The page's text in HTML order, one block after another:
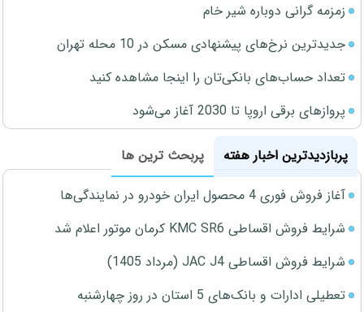
زمزمه گرانی دوباره شیر خام
جدیدترین نرخ‌های پیشنهادی مسکن در 10 محله تهران
تعداد حساب‌های بانکی‌تان را اینجا مشاهده کنید
پروازهای برقی اروپا تا 2030 آغاز می‌شود
پربازدیدترین اخبار هفته
پربحث ترین ها
آغاز فروش فوری 4 محصول ایران خودرو در نمایندگی‌ها
شرایط فروش اقساطی KMC SR6 کرمان موتور اعلام شد
شرایط فروش اقساطی JAC J4 (مرداد 1405)
تعطیلی ادارات و بانک‌های 5 استان در روز چهارشنبه